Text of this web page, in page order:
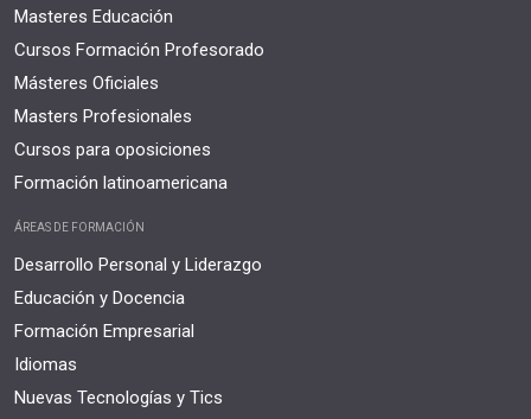
Masteres Educación
Cursos Formación Profesorado
Másteres Oficiales
Masters Profesionales
Cursos para oposiciones
Formación latinoamericana
ÁREAS DE FORMACIÓN
Desarrollo Personal y Liderazgo
Educación y Docencia
Formación Empresarial
Idiomas
Nuevas Tecnologías y Tics